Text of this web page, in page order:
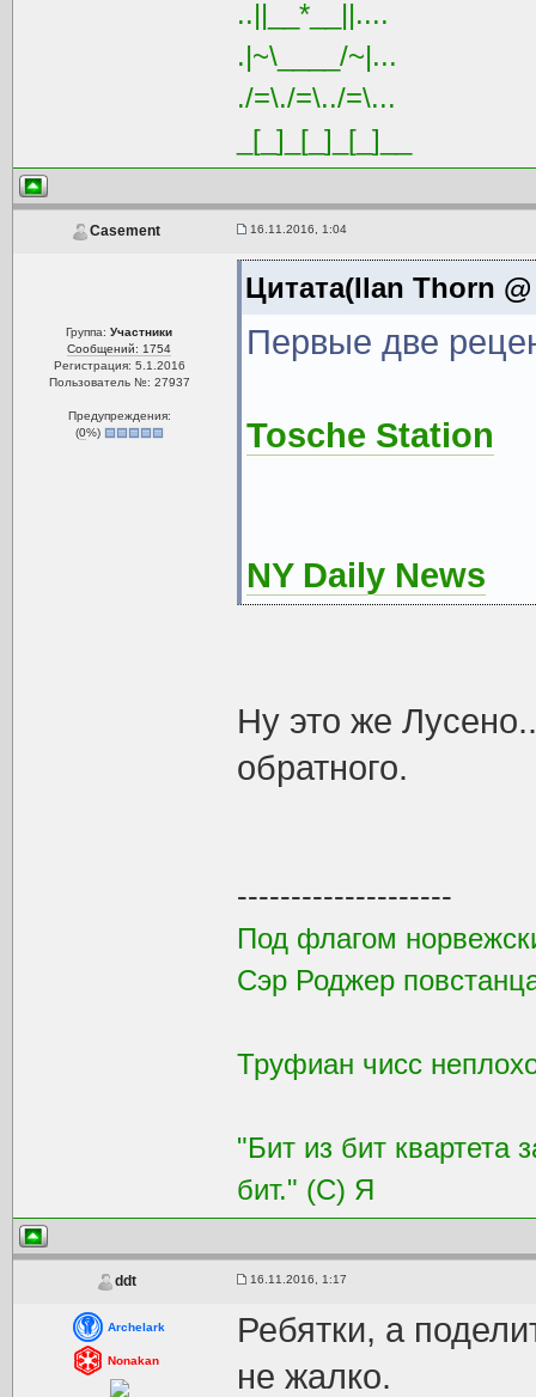
..||__*__||....
.|~\____/~|...
./=\./=\../=\...
_[_]_[_]_[_]__
Casement 16.11.2016, 1:04
Группа:Участники
Сообщений: 1754
Регистрация: 5.1.2016
Пользователь №: 27937
Предупреждения:
(0%)
Цитата(Ilan Thorn
Первые две
Tosche Station
NY Daily News
Ну это же
обратного.
--------------------
Под флагом
Сэр Роджер
Труфиан чисс
"Бит из бит квартета
бит." (С) Я
ddt 16.11.2016, 1:17
Archelark
Nonakan
Ребятки, а
не жалко.